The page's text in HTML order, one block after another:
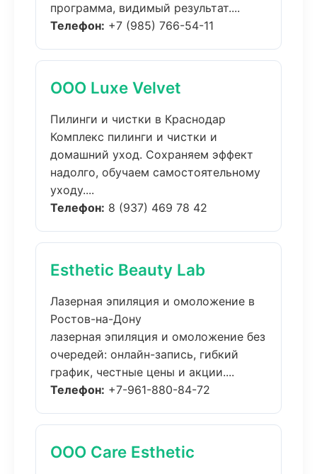
программа, видимый результат....
Телефон: +7 (985) 766-54-11
ООО Luxe Velvet
Пилинги и чистки в Краснодар
Комплекс пилинги и чистки и
домашний уход. Сохраняем эффект
надолго, обучаем самостоятельному
уходу....
Телефон: 8 (937) 469 78 42
Esthetic Beauty Lab
Лазерная эпиляция и омоложение в
Ростов-на-Дону
лазерная эпиляция и омоложение без
очередей: онлайн-запись, гибкий
график, честные цены и акции....
Телефон: +7-961-880-84-72
ООО Care Esthetic